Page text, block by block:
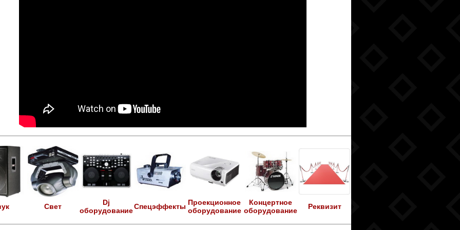
Свет
Dj
оборудованиеСпецэффекты Проекционное
оборудование
Концертное
оборудование
Реквизит